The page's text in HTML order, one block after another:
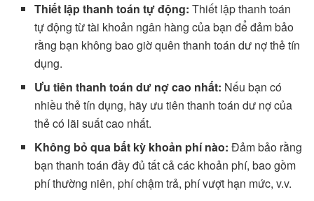
Thiết lập thanh toán tự động: Thiết lập thanh toán
tự động từ tài khoản ngân hàng của bạn để đảm bảo
rằng bạn không bao giờ quên thanh toán dư nợ thẻ tín
dụng.
Ưu tiên thanh toán dư nợ cao nhất: Nếu bạn có
nhiều thẻ tín dụng, hãy ưu tiên thanh toán dư nợ của
thẻ có lãi suất cao nhất.
Không bỏ qua bất kỳ khoản phí nào: Đảm bảo rằng
bạn thanh toán đầy đủ tất cả các khoản phí, bao gồm
phí thường niên, phí chậm trả, phí vượt hạn mức, v.v.